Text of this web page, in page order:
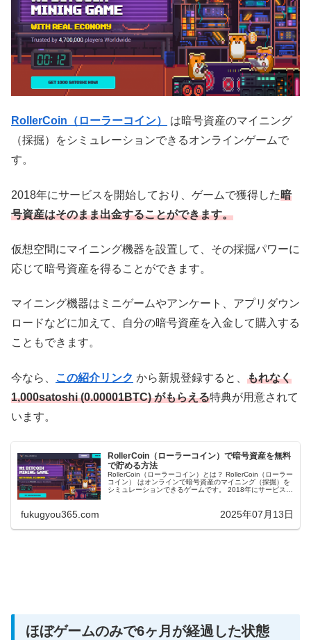
RollerCoin（ローラーコイン）
は暗号資産のマイニング
（採掘）をシミュレーションできるオンラインゲームで
す。
2018年にサービスを開始しており、ゲームで獲得した暗
号資産はそのまま出金することができます。
仮想空間にマイニング機器を設置して、その採掘パワーに
応じて暗号資産を得ることができます。
マイニング機器はミニゲームやアンケート、アプリダウン
ロードなどに加えて、自分の暗号資産を入金して購入する
こともできます。
今なら、 この紹介リンク から新規登録すると、 もれなく
1,000satoshi (0.00001BTC) がもらえる特典が用意されて
います。
RollerCoin（ローラーコイン）で暗号資産を無料
で貯める方法
RollerCoin（ローラーコイン）とは？ RollerCoin（ローラー
コイン） はオンラインで暗号資産のマイニング（採掘）を
シミュレーションできるゲームです。 2018年にサービスを
fukugyou365.com 2025年07月13日
ほぼゲームのみで6ヶ月が経過した状態